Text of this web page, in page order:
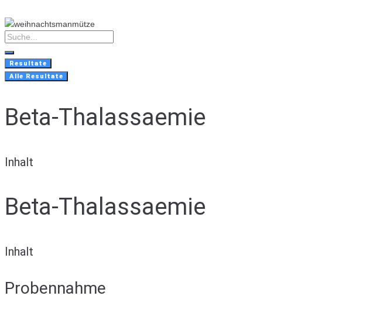
to
content
Search
...
Resultate
Alle Resultate
Beta-Thalassaemie
Inhalt
Beta-Thalassaemie
Inhalt
Probennahme